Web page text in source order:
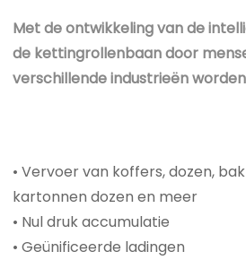
Met de ontwikkeling van de
de kettingrollenbaan door
verschillende industrieën
• Vervoer van koffers, dozen,
kartonnen dozen en meer
• Nul druk accumulatie
• Geünificeerde ladingen